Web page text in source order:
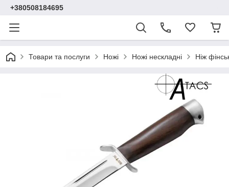
+380508184695
Товари та послуги Ножі Ножі нескладні Ніж